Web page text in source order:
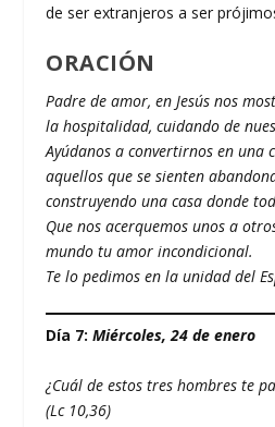
de ser extranjeros a ser
ORACIÓN
Padre de amor, en Jesús nos
la hospitalidad, cuidando de
Ayúdanos a convertirnos en una
aquellos que se sienten
construyendo una casa donde
Que nos acerquemos unos a
mundo tu amor incondicional.
Te lo pedimos en la unidad del
Día 7:Miércoles, 24 de enero
¿Cuál de estos tres hombres te
(Lc 10,36)